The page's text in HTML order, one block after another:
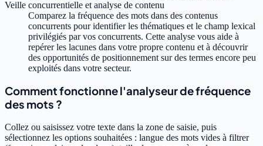
Veille concurrentielle et analyse de contenu
Comparez la fréquence des mots dans des contenus
concurrents pour identifier les thématiques et le champ lexical
privilégiés par vos concurrents. Cette analyse vous aide à
repérer les lacunes dans votre propre contenu et à découvrir
des opportunités de positionnement sur des termes encore peu
exploités dans votre secteur.
Comment fonctionne l'analyseur de fréquence
des mots ?
Collez ou saisissez votre texte dans la zone de saisie, puis
sélectionnez les options souhaitées : langue des mots vides à filtrer